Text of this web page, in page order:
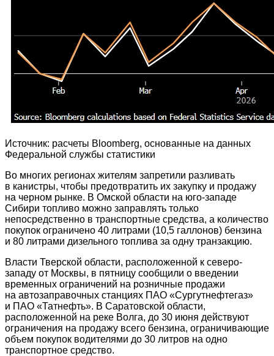
Источник: расчеты Bloomberg, основанные на данных
Федеральной службы статистики
Во многих регионах жителям запретили разливать
в канистры, чтобы предотвратить их закупку и продажу
на черном рынке. В Омской области на юго-западе
Сибири топливо можно заправлять только
непосредственно в транспортные средства, а количество
покупок ограничено 40 литрами (10,5 галлонов) бензина
и 80 литрами дизельного топлива за одну транзакцию.
Власти Тверской области, расположенной к северо-
западу от Москвы, в пятницу сообщили о введении
временных ограничений на розничные продажи
на автозаправочных станциях ПАО «Сургутнефтегаз»
и ПАО «Татнефть». В Саратовской области,
расположенной на реке Волга, до 30 июня действуют
ограничения на продажу всего бензина, ограничивающие
объем покупок водителями до 30 литров на одно
транспортное средство.